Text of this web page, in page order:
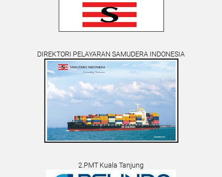
DIREKTORI PELAYARAN SAMUDERA INDONESIA
2.PMT Kuala Tanjung